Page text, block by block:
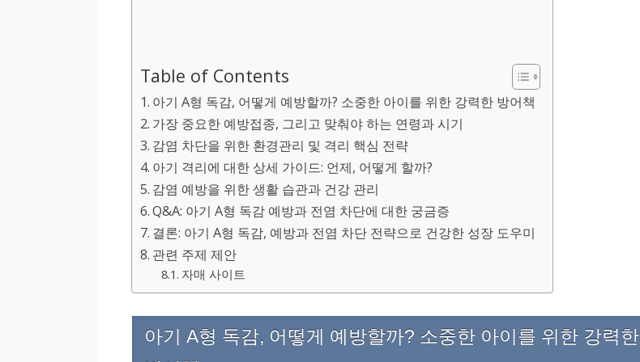
Table of Contents
아기 A형 독감, 어떻게 예방할까? 소중한 아이를 위한 강력한 방어책
가장 중요한 예방접종, 그리고 맞춰야 하는 연령과 시기
감염 차단을 위한 환경관리 및 격리 핵심 전략
아기 격리에 대한 상세 가이드: 언제, 어떻게 할까?
감염 예방을 위한 생활 습관과 건강 관리
Q&A: 아기 A형 독감 예방과 전염 차단에 대한 궁금증
결론: 아기 A형 독감, 예방과 전염 차단 전략으로 건강한 성장 도우미
관련 주제 제안
자매 사이트
아기 A형 독감, 어떻게 예방할까? 소중한 아이를 위한 강력한